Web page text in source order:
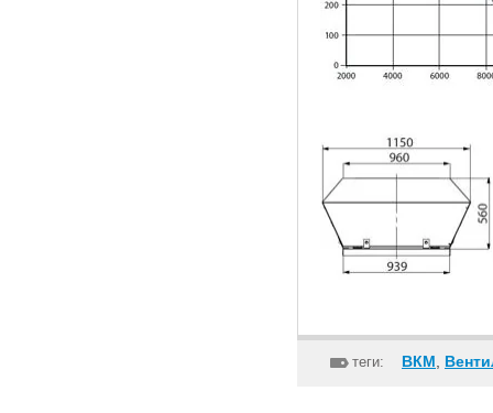
теги: ВКМ